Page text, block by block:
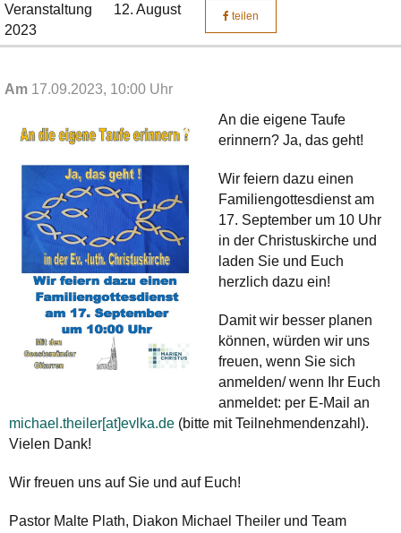
Veranstaltung
12. August
2023
teilen
Am 17.09.2023, 10:00 Uhr
An die eigene Taufe
erinnern? Ja, das geht!
Wir feiern dazu einen
Familiengottesdienst am
17. September um 10 Uhr
in der Christuskirche und
laden Sie und Euch
herzlich dazu ein!
Damit wir besser planen
können, würden wir uns
freuen, wenn Sie sich
anmelden/ wenn Ihr Euch
anmeldet: per E-Mail an
michael.theiler[at]evlka.de (bitte mit Teilnehmendenzahl).
Vielen Dank!
Wir freuen uns auf Sie und auf Euch!
Pastor Malte Plath, Diakon Michael Theiler und Team